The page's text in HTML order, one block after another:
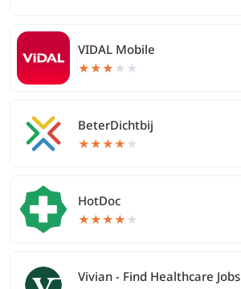
VIDAL Mobile
★★★ ★ ★
BeterDichtbij
★★★★ ★
HotDoc
★★★★ ★
Vivian - Find Healthcare Jobs